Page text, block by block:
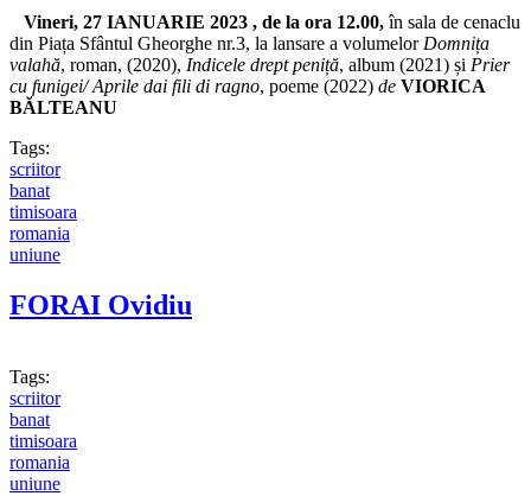
Vineri, 27 IANUARIE 2023 , de la ora 12.00,în sala de cenaclu
din Piața Sfântul Gheorghe nr.3, la lansare a volumelorDomnița
valahă, roman, (2020), Indicele drept peniță, album (2021) și Prier
cu funigei/ Aprile dai fili di ragno, poeme (2022) de VIORICA
BĂLTEANU
Tags:
scriitor
banat
timisoara
romania
uniune
FORAI Ovidiu
Tags:
scriitor
banat
timisoara
romania
uniune